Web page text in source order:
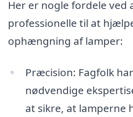
Her er nogle fordele ved
professionelle til at
ophængning af lamper:
Præcision: Fagfolk
nødvendige
at sikre, at lamperne